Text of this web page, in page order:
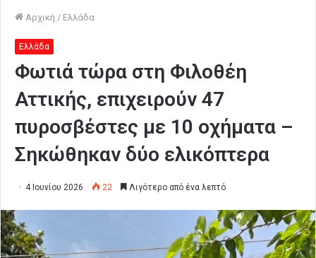
Αρχική / Ελλάδα
Ελλάδα
Φωτιά τώρα στη Φιλοθέη
Αττικής, επιχειρούν 47
πυροσβέστες με 10 οχήματα –
Σηκώθηκαν δύο ελικόπτερα
4 Ιουνίου 2026 22 Λιγότερο από ένα λεπτό